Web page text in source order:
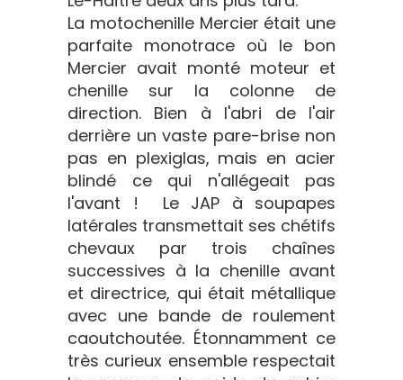
La motochenille Mercier était une
parfaite monotrace où le bon
Mercier avait monté moteur et
chenille sur la colonne de
direction. Bien à l'abri de l'air
derrière un vaste pare-brise non
pas en plexiglas, mais en acier
blindé ce qui n'allégeait pas
l'avant ! Le JAP à soupapes
latérales transmettait ses chétifs
chevaux par trois chaînes
successives à la chenille avant
et directrice, qui était métallique
avec une bande de roulement
caoutchoutée. Étonnamment ce
très curieux ensemble respectait